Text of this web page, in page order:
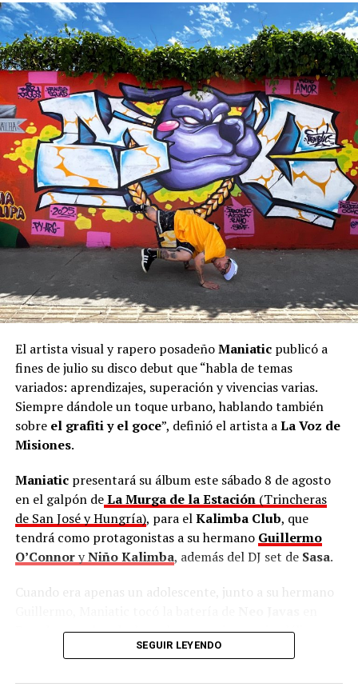
El artista visual y rapero posadeñoManiaticpublicó a
fines de julio su disco debut que “habla de temas
variados: aprendizajes, superación y vivencias varias.
Siempre dándole un toque urbano, hablando también
sobre el grafiti y el goce”, definió el artista aLa Voz de
Misiones.
Maniaticpresentará su álbum este sábado 8 de agosto
en el galpón deLa Murga de la Estación(Trincheras
de San José y Hungría), para elKalimba Club, que
tendrá como protagonistas a su hermano Guillermo
O’ConnoryNiño Kalimba, además del DJ set de Sasa.
Cuando era apenas un adolescente, junto a su hermano
Posadas, una banda de rock progresivo y psicodélico que
existió entre 2008 y 2012. Por su estilo único, fueron
en 2009.
SEGUIR LEYENDO